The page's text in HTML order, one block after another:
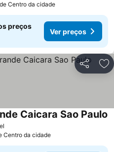
Centro da cidade
preços
Ver preços
Partilhar
Caicara Sao Paulo
Centro da cidade